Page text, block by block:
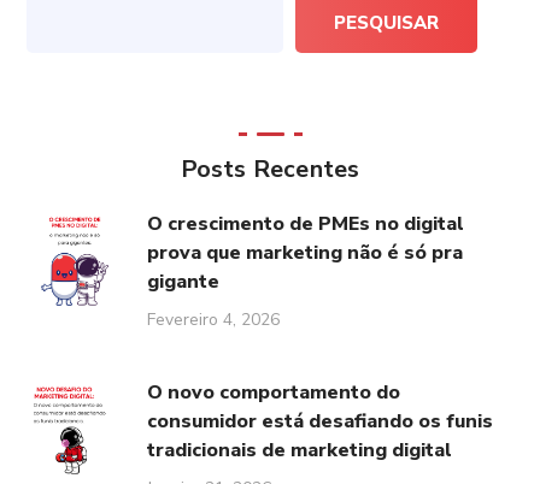
PESQUISAR
Posts Recentes
O crescimento de PMEs no digital
prova que marketing não é só pra
gigante
Fevereiro 4, 2026
O novo comportamento do
consumidor está desafiando os funis
tradicionais de marketing digital